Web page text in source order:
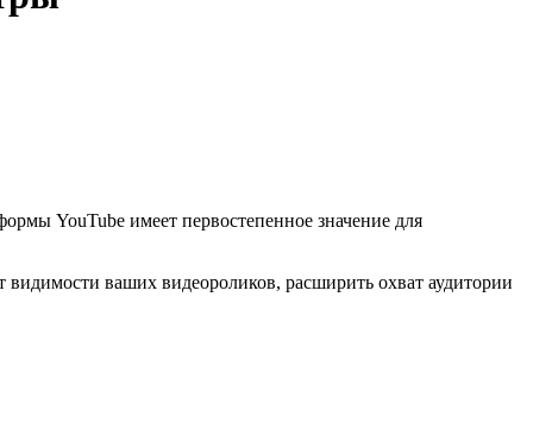
YouTube имеет первостепенное значение для
ваших видеороликов, расширить охват аудитории